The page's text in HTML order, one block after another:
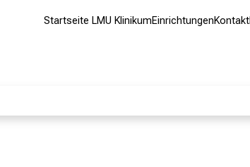
Startseite LMU KlinikumEinrichtungenKontakt